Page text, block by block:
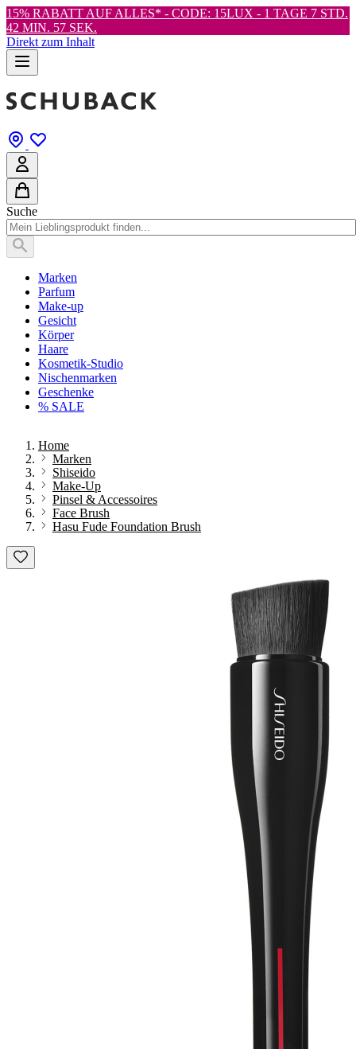
15% RABATT AUF ALLES* - CODE: 15LUX - 1 TAGE 7 STD.
42 MIN. 56 SEK.
Direkt zum Inhalt
Suche
Marken
Parfum
Make-up
Gesicht
Körper
Haare
Kosmetik-Studio
Nischenmarken
Geschenke
% SALE
Home
Marken
Shiseido
Make-Up
Pinsel & Accessoires
Face Brush
Hasu Fude Foundation Brush